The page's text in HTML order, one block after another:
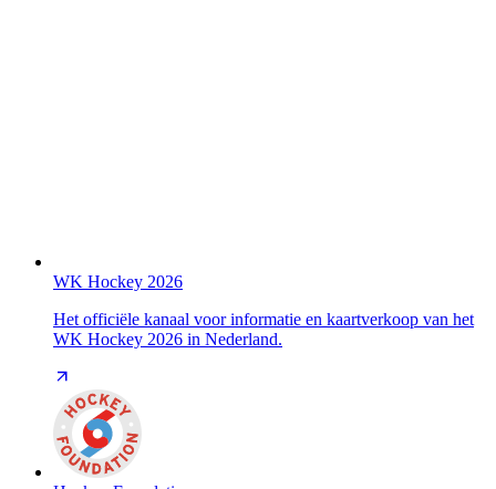
WK Hockey 2026
Het officiële kanaal voor informatie en kaartverkoop van het
WK Hockey 2026 in Nederland.